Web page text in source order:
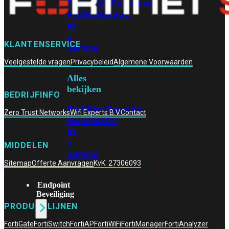
ProtectionEnterprise
ProtectionSOC
as
a
Service
Alles
bekijken
FortiCareSecurity
BundelsSOC
as
a
Service
Endpoint
Beveiliging
KLANTENSERVICE
Veelgestelde vragenPrivacybeleidAlgemene Voorwaarden
BEDRIJFINFO
Zero Trust NetworksWifi Experts B.V.Contact
MIDDELEN
SitemapOfferte AanvragenKvK: 27306093
PRODUCTLIJNEN
FortiGateFortiSwitchFortiAPFortiWiFiFortiManagerFortiAnalyzer